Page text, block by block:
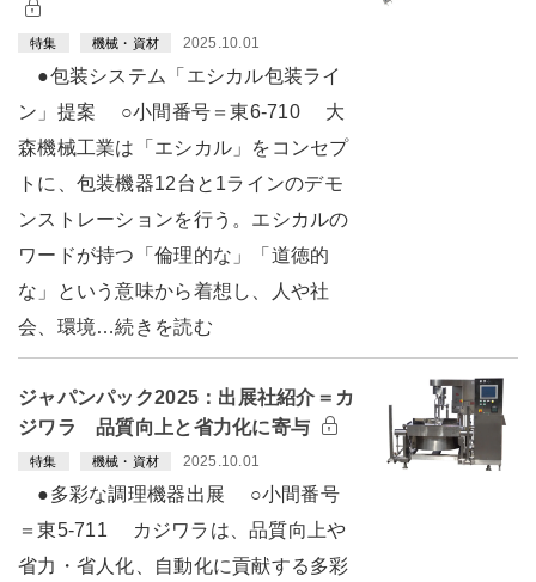
特集 機械・資材 2025.10.01
●包装システム「エシカル包装ライ
ン」提案 ○小間番号＝東6-710 大
森機械工業は「エシカル」をコンセプ
トに、包装機器12台と1ラインのデモ
ンストレーションを行う。エシカルの
ワードが持つ「倫理的な」「道徳的
な」という意味から着想し、人や社
会、環境…続きを読む
ジャパンパック2025：出展社紹介＝カ
ジワラ 品質向上と省力化に寄与
特集 機械・資材 2025.10.01
●多彩な調理機器出展 ○小間番号
＝東5-711 カジワラは、品質向上や
省力・省人化、自動化に貢献する多彩